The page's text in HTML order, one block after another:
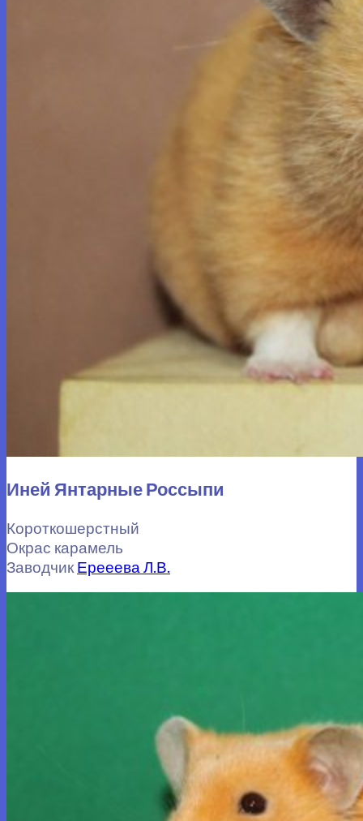
Иней Янтарные Россыпи
Короткошерстный
Окрас карамель
Заводчик Ерееева Л.В.